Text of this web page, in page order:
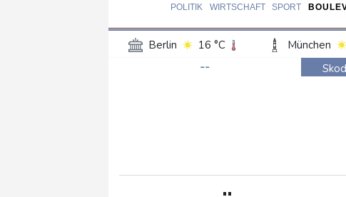
POLITIK WIRTSCHAFT SPORT
Berlin 16 °C München
Frankfurt am Main
--